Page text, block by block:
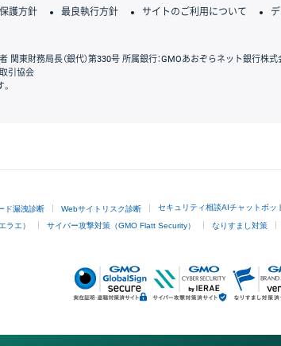
護方針 最良執行方針 サイトのご利用について
東財務局長（銀代）第330号 所属銀行：GMOあおぞらネット銀行株式
引協会
ド漏洩診断 Webサイトリスク診断 セキュリティ相談AIチャットボッ
ラエ） サイバー攻撃対策（GMO Flatt Security） なりすまし対策